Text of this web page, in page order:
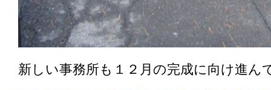
新しい事務所も１２月の完成に向け進ん